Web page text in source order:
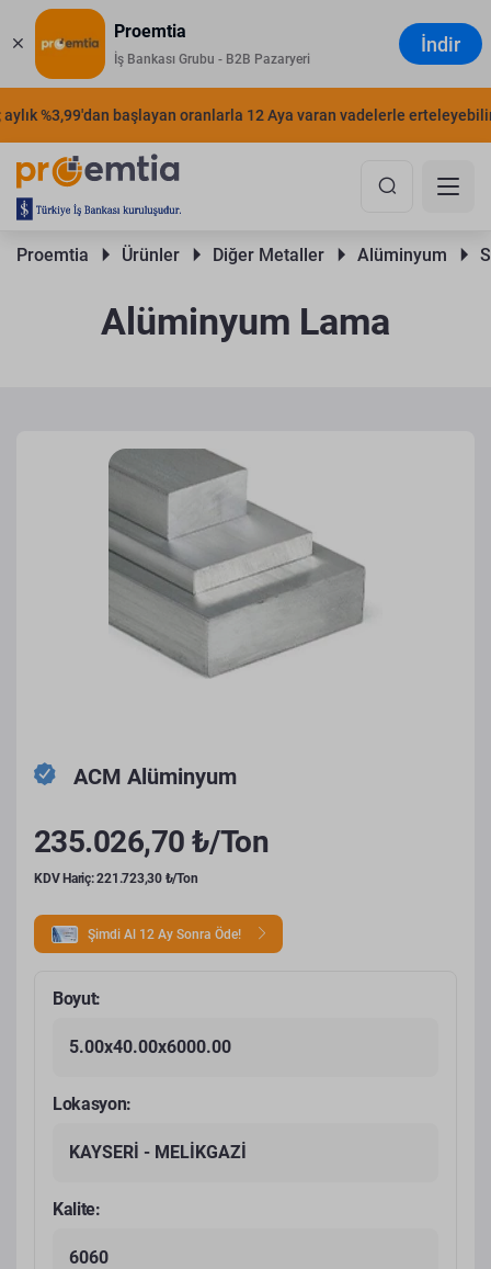
Proemtia
İş Bankası Grubu - B2B Pazaryeri
İndir
%3,99'dan başlayan oranlarla 12 Aya varan vadelerle
Proemtia Ürünler Diğer Metaller Alüminyum
Alüminyum Lama
ACM Alüminyum
235.026,70 ₺/Ton
KDV Hariç: 221.723,30 ₺/Ton
Şimdi Al 12 Ay Sonra Öde!
Boyut:
5.00x40.00x6000.00
Lokasyon:
KAYSERİ - MELİKGAZİ
Kalite:
6060